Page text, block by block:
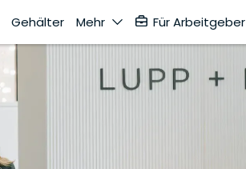
Gehälter Mehr Für Arbeitgeber